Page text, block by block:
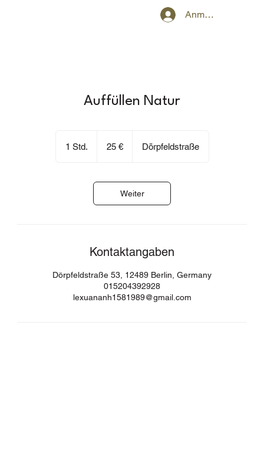
Anmelden
Auffüllen Natur
1 Std. 25 € Dörpfeldstraße
Weiter
Kontaktangaben
Dörpfeldstraße 53, 12489 Berlin, Germany
015204392928
lexuananh1581989@gmail.com